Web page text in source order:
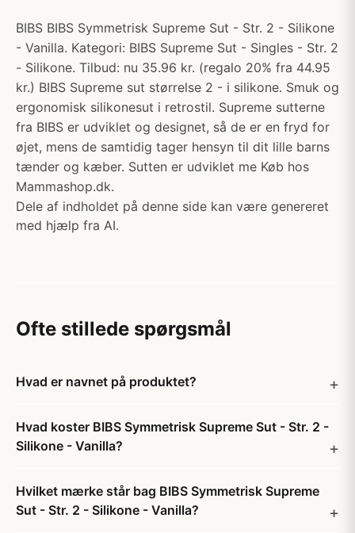
BIBS BIBS Symmetrisk Supreme Sut - Str. 2 - Silikone
- Vanilla. Kategori: BIBS Supreme Sut - Singles - Str. 2
- Silikone. Tilbud: nu 35.96 kr. (regalo 20% fra 44.95
kr.) BIBS Supreme sut størrelse 2 - i silikone. Smuk og
ergonomisk silikonesut i retrostil. Supreme sutterne
fra BIBS er udviklet og designet, så de er en fryd for
øjet, mens de samtidig tager hensyn til dit lille barns
tænder og kæber. Sutten er udviklet me Køb hos
Mammashop.dk.
Dele af indholdet på denne side kan være genereret
med hjælp fra AI.
Ofte stillede spørgsmål
Hvad er navnet på produktet?
Hvad koster BIBS Symmetrisk Supreme Sut - Str. 2 -
Silikone - Vanilla?
Hvilket mærke står bag BIBS Symmetrisk Supreme
Sut - Str. 2 - Silikone - Vanilla?